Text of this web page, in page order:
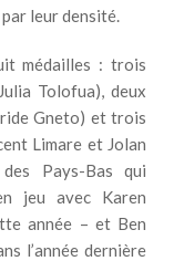
leur densité.
médailles : trois
Tolofua), deux
Gneto) et trois
Limare et Jolan
Pays-Bas qui
jeu avec Karen
année – et Ben
l’année dernière